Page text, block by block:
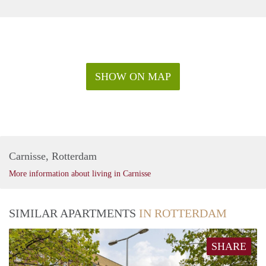
SHOW ON MAP
Carnisse, Rotterdam
More information about living in Carnisse
SIMILAR APARTMENTS IN ROTTERDAM
SHARE